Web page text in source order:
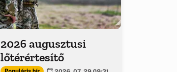
2026 augusztusi
lőtérértesítő